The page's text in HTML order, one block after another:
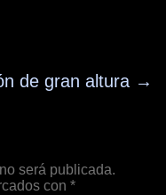
de gran altura →
será publicada.
con *